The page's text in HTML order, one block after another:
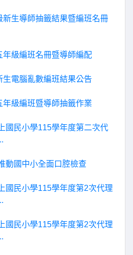
新生導師抽籤結果暨編班名冊
年級編班名冊暨導師編配
生電腦亂數編班結果公告
年級編班暨導師抽籤作業
國民小學115學年度第二次代
動國中小全面口腔檢查
國民小學115學年度第2次代理
國民小學115學年度第2次代理